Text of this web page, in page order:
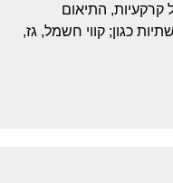
התיאום
כגון; קווי חשמל, גז,